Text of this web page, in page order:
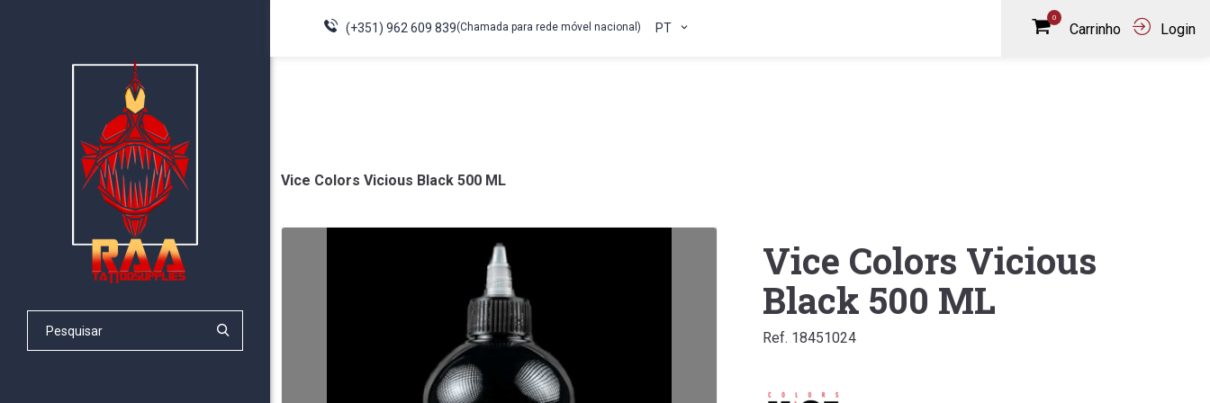
(+351) 962 609 839(Chamada para rede móvel nacional) PT
0
Carrinho Login
Vice Colors Vicious Black 500 ML
Vice Colors Vicious
Black 500 ML
Ref. 18451024